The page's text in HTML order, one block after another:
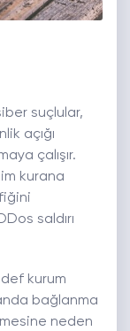
suçlular,
açığı
çalışır.
kurana
saldırı
kurum
bağlanma
neden